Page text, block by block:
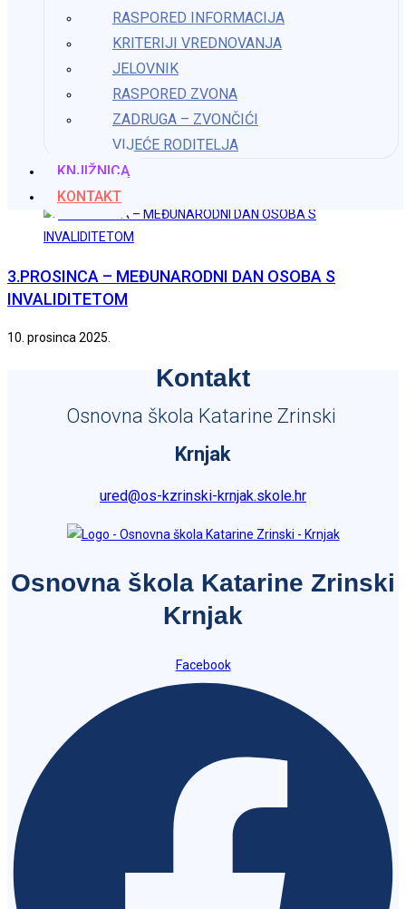
RASPORED INFORMACIJA
KRITERIJI VREDNOVANJA
JELOVNIK
RASPORED ZVONA
ZADRUGA – ZVONČIĆI
VIJEĆE RODITELJA
KNJIŽNICA
KONTAKT
Dani kruha i zahvalnosti za plodove zemlje
30. listopada 2023.
21. listopada 2025.
3.PROSINCA – MEĐUNARODNI DAN OSOBA S
INVALIDITETOM
10. prosinca 2025.
Kontakt
Osnovna škola Katarine Zrinski
Krnjak
ured@os-kzrinski-krnjak.skole.hr
Osnovna škola Katarine Zrinski
Krnjak
Facebook